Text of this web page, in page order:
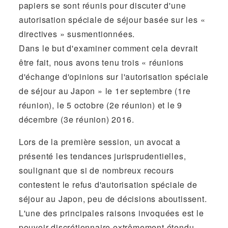
papiers se sont réunis pour discuter d'une
autorisation spéciale de séjour basée sur les «
directives » susmentionnées.
Dans le but d'examiner comment cela devrait
être fait, nous avons tenu trois « réunions
d'échange d'opinions sur l'autorisation spéciale
de séjour au Japon » le 1er septembre (1re
réunion), le 5 octobre (2e réunion) et le 9
décembre (3e réunion) 2016.
Lors de la première session, un avocat a
présenté les tendances jurisprudentielles,
soulignant que si de nombreux recours
contestent le refus d'autorisation spéciale de
séjour au Japon, peu de décisions aboutissent.
L'une des principales raisons invoquées est le